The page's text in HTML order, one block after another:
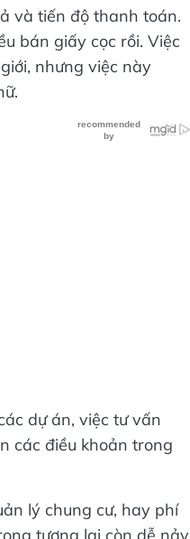
và tiến độ thanh toán.
bán giấy cọc rồi. Việc
nhưng việc này
dự án, việc tư vấn
các điều khoản trong
lý chung cư, hay phí